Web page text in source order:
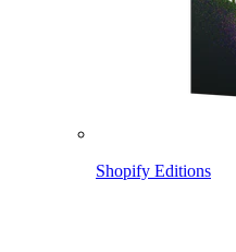
Shopify Editions